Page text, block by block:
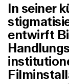
In seiner
entwirft